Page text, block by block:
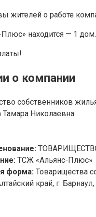
жителей о работе
находится — 1 дом.
о компании
собственников
Тамара Николаевна
ТСЖ «Альянс-Плюс»
форма: Товарищества
край, г.